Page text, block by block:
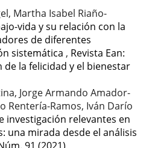
Martha Isabel Riaño-
vida y su relación con la
de diferentes
sistemática , Revista Ean:
de la felicidad y el bienestar
Jorge Armando Amador-
Rentería-Ramos, Iván Darío
investigación relevantes en
una mirada desde el análisis